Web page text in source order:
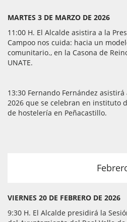
MARTES 3 DE MARZO DE 2026
11:00 H. El Alcalde asistira a la
Campoo nos cuida: hacia un
comunitario., en la Casona de
UNATE.
13:30 Fernando Fernández
2026 que se celebran en instituto
de hostelería en Peñacastillo.
VIERNES 20 DE FEBRERO DE 2026
9:30 H. El Alcalde presidirá la